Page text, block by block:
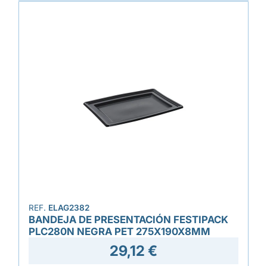
REF. ELAG2382
BANDEJA DE PRESENTACIÓN FESTIPACK
PLC280N NEGRA PET 275X190X8MM
29,12 €